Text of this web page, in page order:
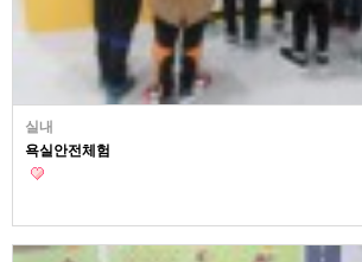
실내
욕실안전체험